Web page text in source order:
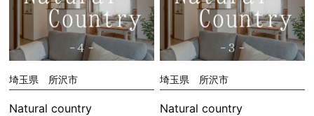
埼玉県 所沢市
Natural country
埼玉県 所沢市
Natural country